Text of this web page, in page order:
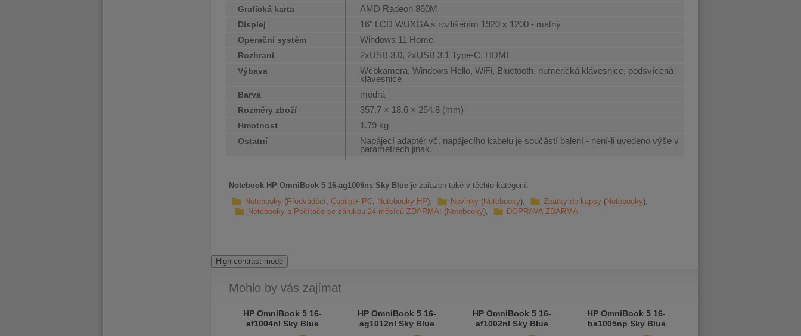
Grafická karta AMD Radeon 860M
Displej 16" LCD WUXGA s rozlišením 1920 x 1200 - matný
Operační systém Windows 11 Home
Rozhraní 2xUSB 3.0, 2xUSB 3.1 Type-C, HDMI
Výbava
Webkamera, Windows Hello, WiFi, Bluetooth, numerická klávesnice, podsvícená
klávesnice
Barva modrá
Rozměry zboží 357.7 × 18.6 × 254.8 (mm)
Hmotnost 1.79 kg
Ostatní
Napájecí adaptér vč. napájecího kabelu je součástí balení - není-li uvedeno výše v
parametrech jinak.
Notebook HP OmniBook 5 16-ag1009ns Sky Blueje zařazen také v těchto kategorií:
Notebooky Předváděcí Copilot+ PC Notebooky HP Novinky Notebooky Zpátky do kapsy Notebooky
Notebooky a Počítače se zárukou 24 měsíců ZDARMA! Notebooky DOPRAVA ZDARMA
High-contrast mode
Mohlo by vás zajímat
HP OmniBook 5 16-
af1004nl Sky Blue
HP OmniBook 5 16-
ag1012nl Sky Blue
HP OmniBook 5 16-
af1002nl Sky Blue
HP OmniBook 5 16-
ba1005np Sky Blue